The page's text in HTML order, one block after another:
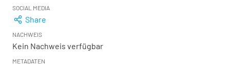
SOCIAL MEDIA
Share
NACHWEIS
Kein Nachweis verfügbar
METADATEN